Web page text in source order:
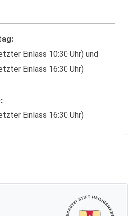
Einlass 10:30 Uhr) und
Einlass 16:30 Uhr)
Einlass 16:30 Uhr)